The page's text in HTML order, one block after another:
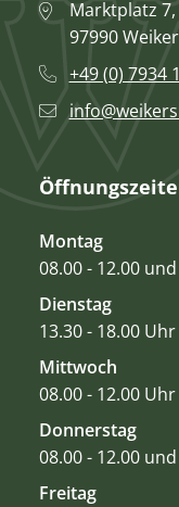
Marktplatz 7,
97990
+49 (0) 7934
Montag
08.00 - 12.00
Dienstag
13.30 - 18.00 Uhr
Mittwoch
08.00 - 12.00 Uhr
Donnerstag
08.00 - 12.00
Freitag